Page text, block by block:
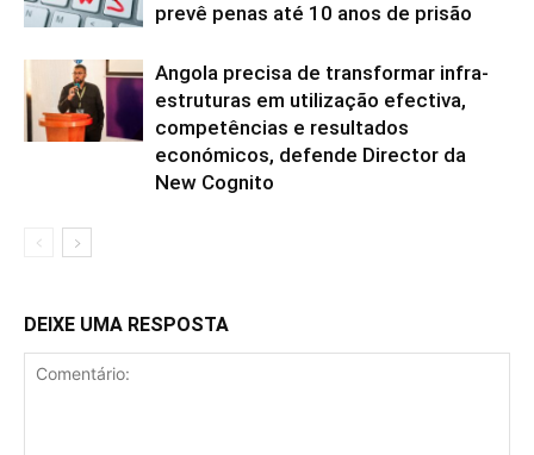
prevê penas até 10 anos de prisão
Angola precisa de transformar infra-
estruturas em utilização efectiva,
competências e resultados
económicos, defende Director da
New Cognito
DEIXE UMA RESPOSTA